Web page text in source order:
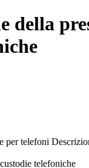
della
per telefoni